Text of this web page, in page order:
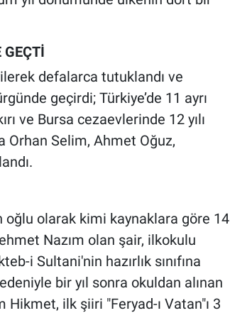
GEÇTİ
defalarca tutuklandı ve
geçirdi; Türkiye’de 11 ayrı
ve Bursa cezaevlerinde 12 yılı
Orhan Selim, Ahmet Oğuz,
oğlu olarak kimi kaynaklara göre 14
Nazım olan şair, ilkokulu
i Sultani'nin hazırlık sınıfına
bir yıl sonra okuldan alınan
Hikmet, ilk şiiri "Feryad-ı Vatan"ı 3